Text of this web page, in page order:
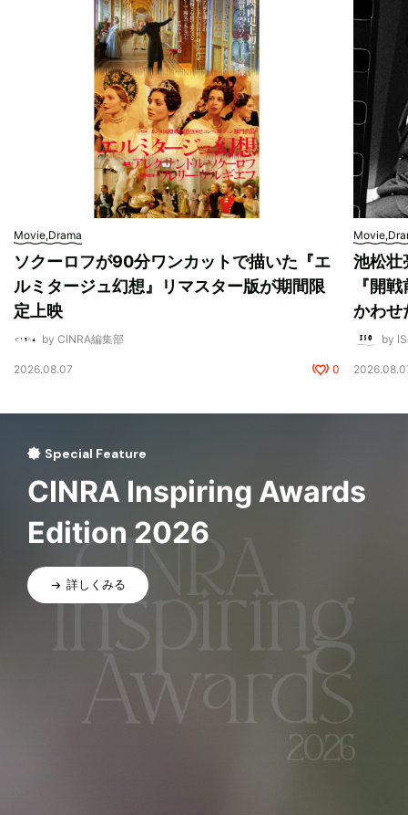
Movie,Drama
ソクーロフが90分ワンカットで描いた『エ
ルミタージュ幻想』リマスター版が期間限
定上映
by CINRA編集部
2026.08.07 0
池松壮
『開
かわせ
by
Special Feature
CINRA Inspiring Awards
Edition 2026
詳しくみる